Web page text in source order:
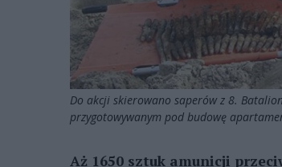
Do akcji skierowano saperów z 8.
przygotowywanym pod budowę
Aż 1650 sztuk amunicji